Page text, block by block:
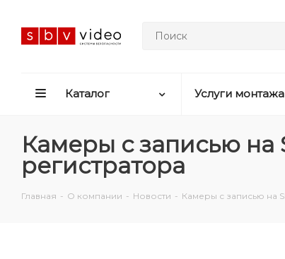
Каталог Услуги монтажа
Камеры с записью
регистратора
Главная - О компании - Новости - Камеры с записью на